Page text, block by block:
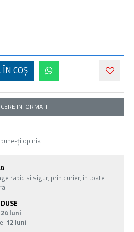
ţi opinia
COŞ
CERE INFORMATII
rapid si sigur, prin curier, in toate
24 luni
12 luni